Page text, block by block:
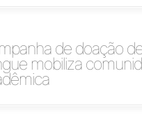
de doação
mobiliza